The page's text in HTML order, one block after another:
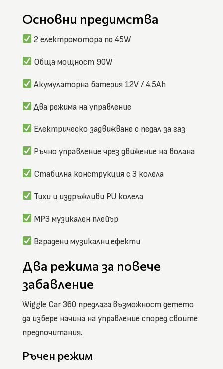
Основни предимства
2 електромотора по 45W
Обща мощност 90W
Акумулаторна батерия 12V / 4.5Ah
Два режима на управление
Електрическо задвижване с педал за газ
Ръчно управление чрез движение на волана
Стабилна конструкция с 3 колела
Тихи и издръжливи PU колела
MP3 музикален плейър
Вградени музикални ефекти
Два режима за повече
забавление
Wiggle Car 360 предлага възможност детето
да избере начина на управление според своите
предпочитания.
Ръчен режим